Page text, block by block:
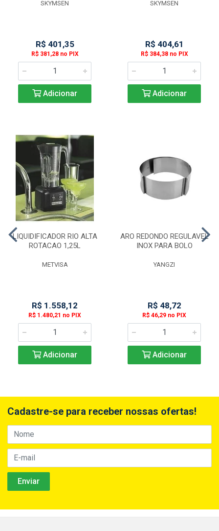
SKYMSEN
R$ 401,35
R$ 381,28 no PIX
Adicionar
SKYMSEN
R$ 404,61
R$ 384,38 no PIX
Adicionar
LIQUIDIFICADOR RIO ALTA
ROTACAO 1,25L
METVISA
R$ 1.558,12
R$ 1.480,21 no PIX
Adicionar
ARO REDONDO REGULAVEL
INOX PARA BOLO
YANGZI
R$ 48,72
R$ 46,29 no PIX
Adicionar
Cadastre-se para receber nossas ofertas!